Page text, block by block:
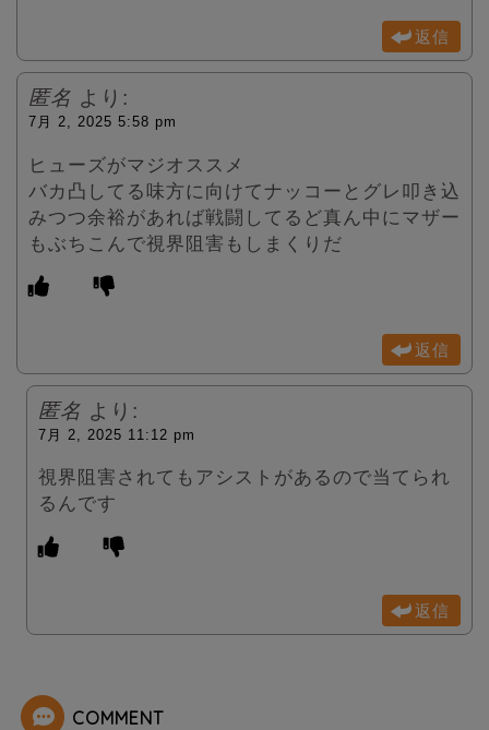
返信
匿名 より:
7月 2, 2025 5:58 pm
ヒューズがマジオススメ
バカ凸してる味方に向けてナッコーとグレ叩き込
みつつ余裕があれば戦闘してるど真ん中にマザー
もぶちこんで視界阻害もしまくりだ
返信
匿名 より:
7月 2, 2025 11:12 pm
視界阻害されてもアシストがあるので当てられ
るんです
返信
COMMENT